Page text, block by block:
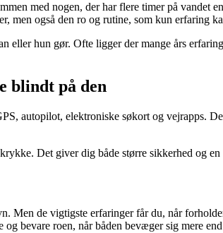
med nogen, der har flere timer på
men også den ro og rutine, som kun erfaring
hun gør. Ofte ligger der mange års
blindt på den
autopilot, elektroniske søkort og vejrapps.
Det giver dig både større sikkerhed og
Men de vigtigste erfaringer får du, når
bevare roen, når båden bevæger sig mere